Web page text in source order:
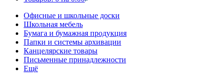
Офисные и школьные доски
Школьная мебель
Бумага и бумажная продукция
Папки и системы архивации
Канцелярские товары
Письменные принадлежности
Ещё